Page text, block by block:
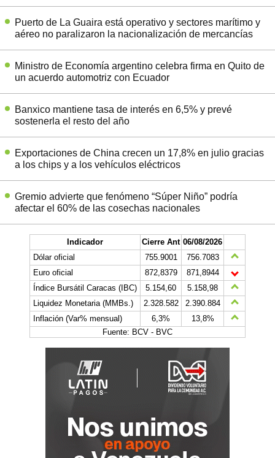
Puerto de La Guaira está operativo y sectores marítimo y
aéreo no paralizaron la nacionalización de mercancías
Ministro de Economía argentino celebra firma en Quito de
un acuerdo automotriz con Ecuador
Banxico mantiene tasa de interés en 6,5% y prevé
sostenerla el resto del año
Exportaciones de China crecen un 17,8% en julio gracias
a los chips y a los vehículos eléctricos
Gremio advierte que fenómeno “Súper Niño” podría
afectar el 60% de las cosechas nacionales
Indicador Cierre Ant 06/08/2026
Dólar oficial
755.9001
756.7083
Euro oficial
872,8379
871,8944
Índice Bursátil Caracas (IBC)
5.154,60
5.158,98
Liquidez Monetaria (MMBs.)
2.328.582
2.390.884
Inflación (Var% mensual)
6,3%
13,8%
Fuente: BCV - BVC